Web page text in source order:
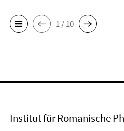
1 / 10
Institut für Romanische